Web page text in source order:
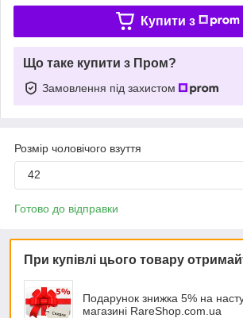
Купити з
Що таке купити з Пром?
Замовлення під захистом
Розмір чоловічого взуття
42
Готово до відправки
При купівлі цього товару
Подарунок знижка 5% на
магазині RareShop.com.ua